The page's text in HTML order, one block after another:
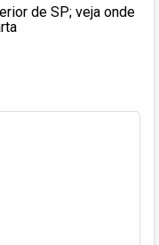
de SP; veja onde